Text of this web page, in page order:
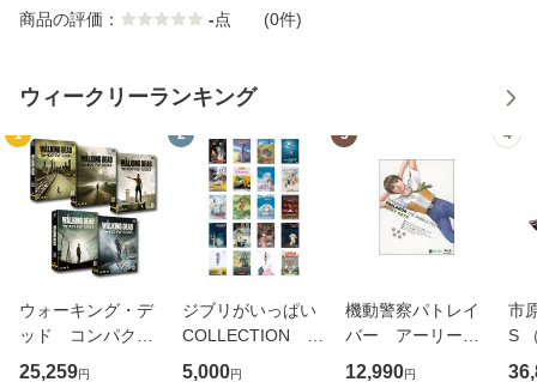
商品の評価： -点 (0件)
ウィークリーランキング
1
ウォーキング・デ
ッド コンパク
ト ＤＶＤ−ＢＯ
25,259円
2
ジブリがいっぱい
COLLECTION D
VD 各20タイト
5,000円
3
機動警察パトレイ
バー アーリーデ
イズ ブルーレイ
12,990円
4
市
S
TV